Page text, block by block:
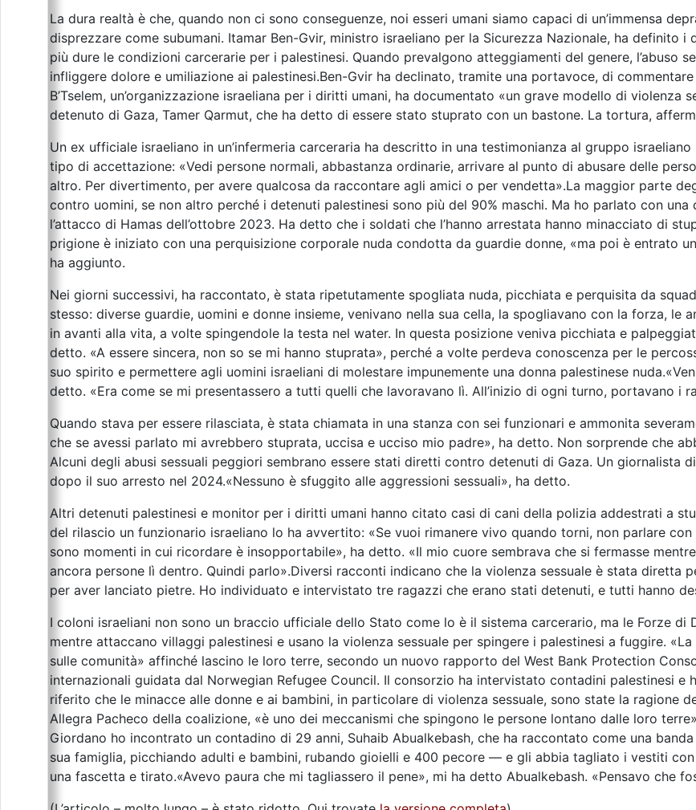
La dura realtà è che, quando non ci sono conseguenze, noi esseri umani siamo capaci di un’immensa
disprezzare come subumani. Itamar Ben-Gvir, ministro israeliano per la Sicurezza Nazionale, ha definito
più dure le condizioni carcerarie per i palestinesi. Quando prevalgono atteggiamenti del genere, l’abuso
infliggere dolore e umiliazione ai palestinesi.Ben-Gvir ha declinato, tramite una portavoce, di
B’Tselem, un’organizzazione israeliana per i diritti umani, ha documentato «un grave modello di
detenuto di Gaza, Tamer Qarmut, che ha detto di essere stato stuprato con un bastone. La tortura,
Un ex ufficiale israeliano in un’infermeria carceraria ha descritto in una testimonianza al gruppo
tipo di accettazione: «Vedi persone normali, abbastanza ordinarie, arrivare al punto di abusare delle
altro. Per divertimento, per avere qualcosa da raccontare agli amici o per vendetta».La maggior parte
contro uomini, se non altro perché i detenuti palestinesi sono più del 90% maschi. Ma ho parlato con una
l’attacco di Hamas dell’ottobre 2023. Ha detto che i soldati che l’hanno arrestata hanno minacciato di
prigione è iniziato con una perquisizione corporale nuda condotta da guardie donne, «ma poi è entrato
ha aggiunto.
Nei giorni successivi, ha raccontato, è stata ripetutamente spogliata nuda, picchiata e perquisita da
stesso: diverse guardie, uomini e donne insieme, venivano nella sua cella, la spogliavano con la forza, le
in avanti alla vita, a volte spingendole la testa nel water. In questa posizione veniva picchiata e
detto. «A essere sincera, non so se mi hanno stuprata», perché a volte perdeva conoscenza per le
suo spirito e permettere agli uomini israeliani di molestare impunemente una donna palestinese
detto. «Era come se mi presentassero a tutti quelli che lavoravano lì. All’inizio di ogni turno, portavano i
Quando stava per essere rilasciata, è stata chiamata in una stanza con sei funzionari e ammonita
che se avessi parlato mi avrebbero stuprata, uccisa e ucciso mio padre», ha detto. Non sorprende che
Alcuni degli abusi sessuali peggiori sembrano essere stati diretti contro detenuti di Gaza. Un giornalista
dopo il suo arresto nel 2024.«Nessuno è sfuggito alle aggressioni sessuali», ha detto.
Altri detenuti palestinesi e monitor per i diritti umani hanno citato casi di cani della polizia addestrati a
del rilascio un funzionario israeliano lo ha avvertito: «Se vuoi rimanere vivo quando torni, non parlare
sono momenti in cui ricordare è insopportabile», ha detto. «Il mio cuore sembrava che si fermasse
ancora persone lì dentro. Quindi parlo».Diversi racconti indicano che la violenza sessuale è stata diretta
per aver lanciato pietre. Ho individuato e intervistato tre ragazzi che erano stati detenuti, e tutti hanno
I coloni israeliani non sono un braccio ufficiale dello Stato come lo è il sistema carcerario, ma le Forze di
mentre attaccano villaggi palestinesi e usano la violenza sessuale per spingere i palestinesi a fuggire.
sulle comunità» affinché lascino le loro terre, secondo un nuovo rapporto del West Bank Protection
internazionali guidata dal Norwegian Refugee Council. Il consorzio ha intervistato contadini palestinesi
riferito che le minacce alle donne e ai bambini, in particolare di violenza sessuale, sono state la ragione
Allegra Pacheco della coalizione, «è uno dei meccanismi che spingono le persone lontano dalle loro
Giordano ho incontrato un contadino di 29 anni, Suhaib Abualkebash, che ha raccontato come una
sua famiglia, picchiando adulti e bambini, rubando gioielli e 400 pecore — e gli abbia tagliato i vestiti
una fascetta e tirato.«Avevo paura che mi tagliassero il pene», mi ha detto Abualkebash. «Pensavo che